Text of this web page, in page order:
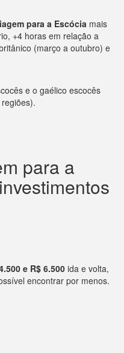
para a Escócia mais
+4 horas em relação a
(março a outubro) e
e o gaélico escocês
para a
e R$ 6.500 ida e volta,
encontrar por menos.